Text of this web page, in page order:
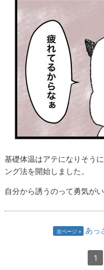
基礎体温はアテになりそう
ング法を開始しました。
自分から誘うのって勇気が
次ページ あっ
1